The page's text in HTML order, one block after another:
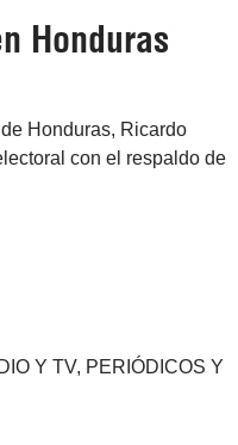
Honduras
Honduras, Ricardo
con el respaldo de
Y TV, PERIÓDICOS Y